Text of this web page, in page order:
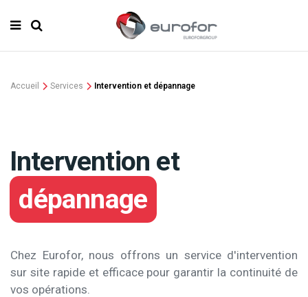
Accueil Services Intervention et dépannage
Intervention et
dépannage
Chez Eurofor, nous offrons un service d'intervention
sur site rapide et efficace pour garantir la continuité de
vos opérations.